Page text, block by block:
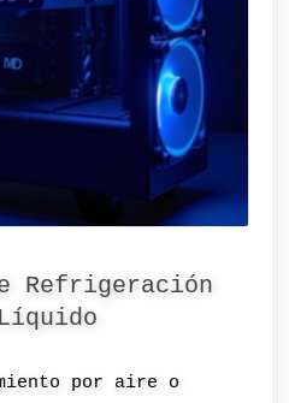
Refrigeración
por aire o